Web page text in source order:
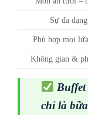
Sự đa dạng
Phù hợp mọi
Không gian &
Buffet
chỉ là